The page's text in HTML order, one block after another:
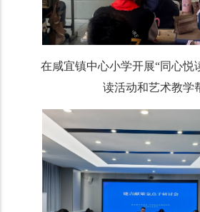
在咸宜镇中心小学开展“同心悦
读活动和艺术教学